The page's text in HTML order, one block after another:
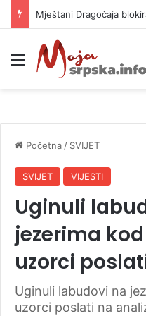
Helikopter ponovo gasi
Meni
Početna / SVIJET
SVIJET VIJESTI
Uginuli
jezerima
uzorci
Uginuli labudovi na
uzorci poslati na